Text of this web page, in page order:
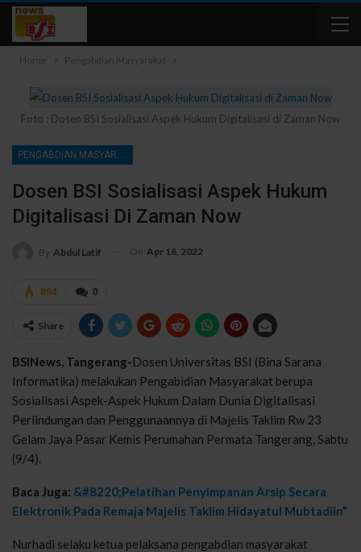
Home Pengabdian Masyarakat
Foto : Dosen BSI Sosialisasi Aspek Hukum Digitalisasi di Zaman Now
Dosen BSI Sosialisasi Aspek Hukum
Digitalisasi Di Zaman Now
By Abdul Latif On Apr 18, 2022
0
894
Share
BSINews, Tangerang-Dosen Universitas BSI (Bina Sarana
Informatika) melakukan Pengabidian Masyarakat berupa
Sosialisasi Aspek-Aspek Hukum Dalam Dunia Digitalisasi
Perlindungan dan Penggunaannya di Majelis Taklim Rw 23
Gelam Jaya Pasar Kemis Perumahan Permata Tangerang, Sabtu
(9/4).
Baca Juga: &#8220;Pelatihan Penyimpanan Arsip Secara
Elektronik Pada Remaja Majelis Taklim Hidayatul Mubtadiin”
Nurhadi selaku ketua pelaksana pengabdian masyarakat